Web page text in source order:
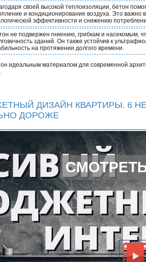
своей высокой теплоизоляции, бетон
и кондиционирование воздуха. Это важно
эффективности и снижению
не подвержен гниению, грибкам и насекомым,
зданий. Он также устойчив к
на протяжении долгого времени.
идеальным материалом для современной
ДИЗАЙН КВАРТИРЫ. 6
ДОРОЖЕ